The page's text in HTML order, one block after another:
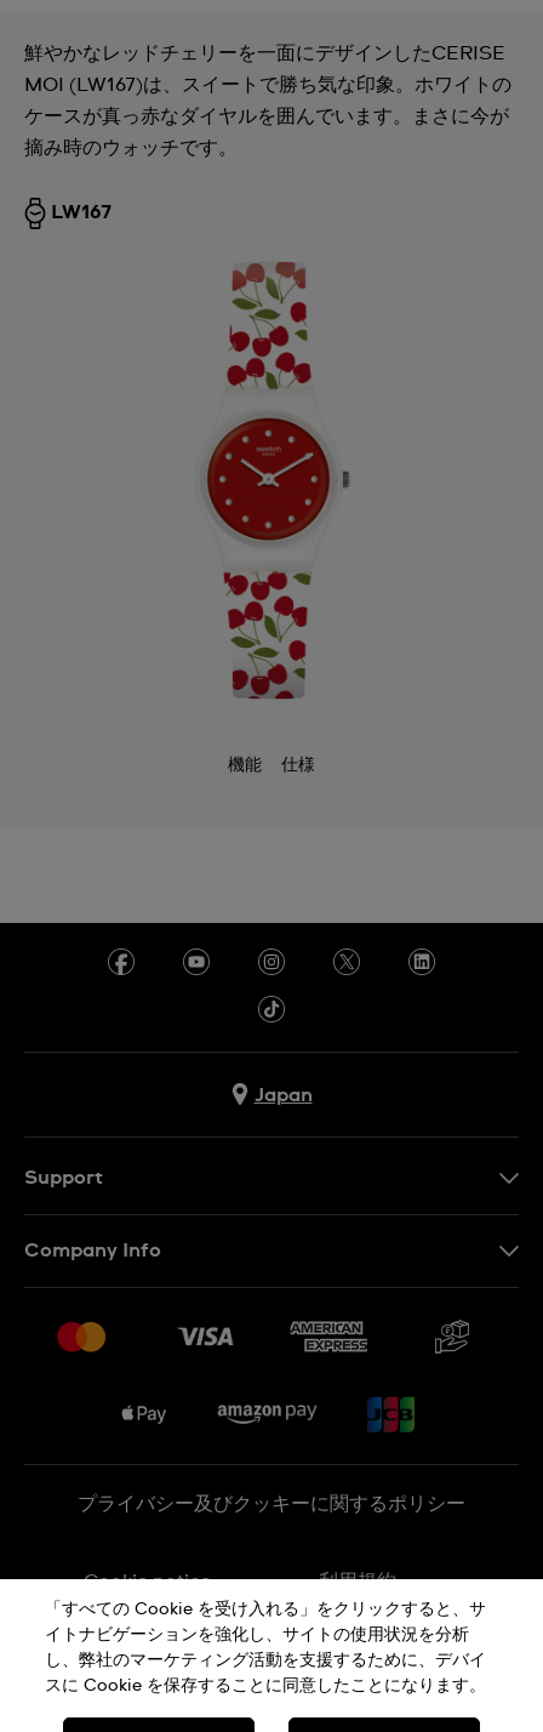
鮮やかなレッドチェリーを一面にデザインしたCERISE
MOI (LW167)は、スイートで勝ち気な印象。ホワイトの
ケースが真っ赤なダイヤルを囲んでいます。まさに今が
摘み時のウォッチです。
LW167
機能 仕様
Japan
Support
販売契約条件
Company Info
Swatchで働く
プライバシー及びクッキーに関するポリシー
Cookie notice 利用規約
特定商取引に関する法律に基づく表示
「すべての Cookie を受け入れる」をクリックすると、サ
イトナビゲーションを強化し、サイトの使用状況を分析
し、弊社のマーケティング活動を支援するために、デバイ
スに Cookie を保存することに同意したことになります。